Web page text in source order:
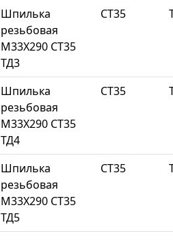
Шпилька
резьбовая
М33Х290 СТ35
ТД3
СТ35
Шпилька
резьбовая
М33Х290 СТ35
ТД4
СТ35
Шпилька
резьбовая
М33Х290 СТ35
ТД5
СТ35